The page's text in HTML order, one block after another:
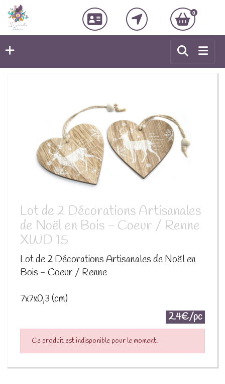
0
Lot de 2 Décorations Artisanales
de Noël en Bois - Coeur / Renne
XWD 15
Lot de 2 Décorations Artisanales de Noël en
Bois - Coeur / Renne
7x7x0,3 (cm)
2.4€/pc
Ce produit est indisponible pour le moment.